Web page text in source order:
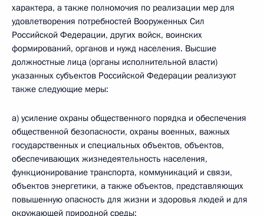
характера, а также полномочия по реализации мер для
удовлетворения потребностей Вооруженных Сил
Российской Федерации, других войск, воинских
формирований, органов и нужд населения. Высшие
должностные лица (органы исполнительной власти)
указанных субъектов Российской Федерации реализуют
также следующие меры:
а) усиление охраны общественного порядка и обеспечения
общественной безопасности, охраны военных, важных
государственных и специальных объектов, объектов,
обеспечивающих жизнедеятельность населения,
функционирование транспорта, коммуникаций и связи,
объектов энергетики, а также объектов, представляющих
повышенную опасность для жизни и здоровья людей и для
окружающей природной среды;